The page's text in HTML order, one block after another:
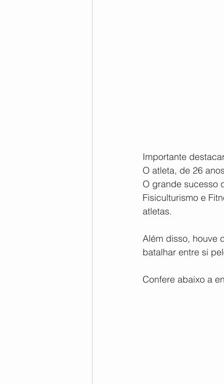
Importante
O atleta, de 26
O grande sucesso
Fisiculturismo e
atletas.
Além disso, houve
batalhar entre si
Confere abaixo a